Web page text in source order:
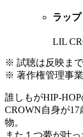
ラップ
LIL
※ 試聴は反映ま
※ 著作権管理事
誰しもがHIP-
CROWN自身が
物。
また１つ夢が叶